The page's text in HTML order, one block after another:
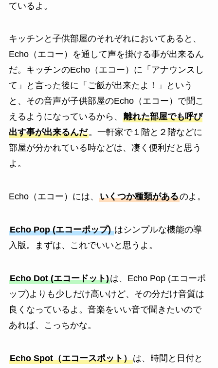
ているよ。
キッチンと子供部屋のそれぞれにおいてあると、
Echo（エコー）を通して声を掛ける事が出来るん
だ。キッチンのEcho（エコー）に「アナウンスし
て」と言った後に「ご飯が出来たよ！」という
と、その音声が子供部屋のEcho（エコー）で聞こ
えるようになっているから、 離れた部屋でも呼び
出す事が出来るんだ。一軒家で１階と２階などに
部屋が分かれている時などは、凄く便利だと思う
よ。
Echo（エコー）には、 いくつか種類があるのよ。
Echo Pop (エコーポップ)はシンプルな機能の導
入版。まずは、これでいいと思うよ。
Echo Dot (エコードット)は、Echo Pop (エコーポ
ップ)よりも少しだけ高いけど、その分だけ音質は
良くなっているよ。音楽をいい音で聞きたいので
あれば、こっちかな。
Echo Spot（エコースポット）は、時間と日付と